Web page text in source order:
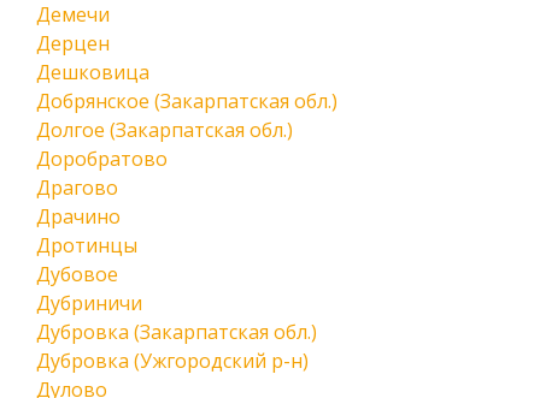
Демечи
Дерцен
Дешковица
Добрянское (Закарпатская обл.)
Долгое (Закарпатская обл.)
Доробратово
Драгово
Драчино
Дротинцы
Дубовое
Дубриничи
Дубровка (Закарпатская обл.)
Дубровка (Ужгородский р-н)
Дулово